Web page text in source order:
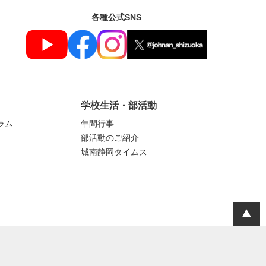
各種公式SNS
ム
学校生活・部活動
年間行事
部活動のご紹介
城南静岡タイムス